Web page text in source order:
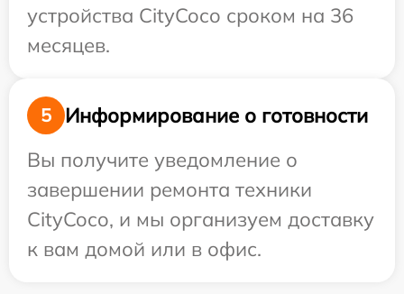
устройства CityCoco сроком на 36
месяцев.
5
Информирование о готовности
Вы получите уведомление о
завершении ремонта техники
CityCoco, и мы организуем доставку
к вам домой или в офис.